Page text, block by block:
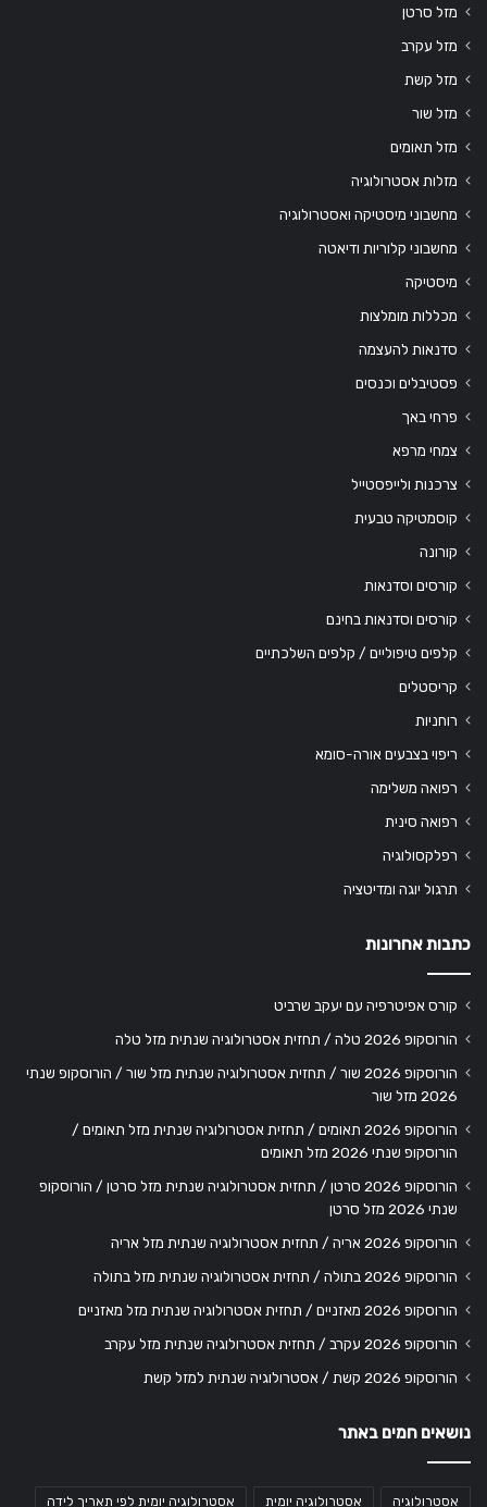
מזל סרטן
מזל עקרב
מזל קשת
מזל שור
מזל תאומים
מזלות אסטרולוגיה
מחשבוני מיסטיקה ואסטרולוגיה
מחשבוני קלוריות ודיאטה
מיסטיקה
מכללות מומלצות
סדנאות להעצמה
פסטיבלים וכנסים
פרחי באך
צמחי מרפא
צרכנות ולייפסטייל
קוסמטיקה טבעית
קורונה
קורסים וסדנאות
קורסים וסדנאות בחינם
קלפים טיפוליים / קלפים השלכתיים
קריסטלים
רוחניות
ריפוי בצבעים אורה-סומא
רפואה משלימה
רפואה סינית
רפלקסולוגיה
תרגול יוגה ומדיטציה
כתבות אחרונות
קורס אפיטרפיה עם יעקב שרביט
הורוסקופ 2026 טלה / תחזית אסטרולוגיה שנתית מזל טלה
הורוסקופ 2026 שור / תחזית אסטרולוגיה שנתית מזל שור / הורוסקופ שנתי
2026 מזל שור
הורוסקופ 2026 תאומים / תחזית אסטרולוגיה שנתית מזל תאומים /
הורוסקופ שנתי 2026 מזל תאומים
הורוסקופ 2026 סרטן / תחזית אסטרולוגיה שנתית מזל סרטן / הורוסקופ
שנתי 2026 מזל סרטן
הורוסקופ 2026 אריה / תחזית אסטרולוגיה שנתית מזל אריה
הורוסקופ 2026 בתולה / תחזית אסטרולוגיה שנתית מזל בתולה
הורוסקופ 2026 מאזניים / תחזית אסטרולוגיה שנתית מזל מאזניים
הורוסקופ 2026 עקרב / תחזית אסטרולוגיה שנתית מזל עקרב
הורוסקופ 2026 קשת / אסטרולוגיה שנתית למזל קשת
נושאים חמים באתר
אסטרולוגיה אסטרולוגיה יומית אסטרולוגיה יומית לפי תאריך לידה